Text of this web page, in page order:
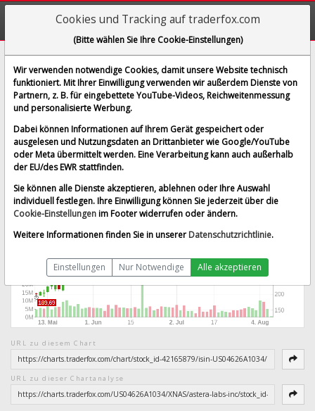
Astera Labs Inc.
[ALAB | ISIN US04626A1034]
334,200 $ 0,81 %
Echtzeit-Aktienkurs vom 07.08.2026 um 20:09 Uhr
Nasdaq Splitbereinigt
URL zu diesem Chart
URL zu dieser Chartanalyse
Cookies und Tracking auf traderfox.com
(Bitte wählen Sie Ihre Cookie-Einstellungen)
Wir verwenden notwendige Cookies, damit unsere Website technisch
funktioniert. Mit Ihrer Einwilligung verwenden wir außerdem Dienste von
Partnern, z. B. für eingebettete YouTube-Videos, Reichweitenmessung
und personalisierte Werbung.
Dabei können Informationen auf Ihrem Gerät gespeichert oder
ausgelesen und Nutzungsdaten an Drittanbieter wie Google/YouTube
oder Meta übermittelt werden. Eine Verarbeitung kann auch außerhalb
der EU/des EWR stattfinden.
Sie können alle Dienste akzeptieren, ablehnen oder Ihre Auswahl
individuell festlegen. Ihre Einwilligung können Sie jederzeit über die
Cookie-Einstellungenim Footer widerrufen oder ändern.
Weitere Informationen finden Sie in unserer Datenschutzrichtlinie.
Einstellungen Nur Notwendige Alle akzeptieren